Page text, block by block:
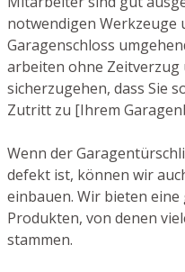
notwendigen Werkzeuge
Garagenschloss
arbeiten ohne Zeitverzug
sicherzugehen, dass Sie
Zutritt zu [Ihrem
Wenn der
defekt ist, können wir
einbauen. Wir bieten
Produkten, von denen
stammen.